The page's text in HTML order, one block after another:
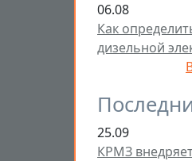
06.08
Как
дизельной
25.09
КРМЗ